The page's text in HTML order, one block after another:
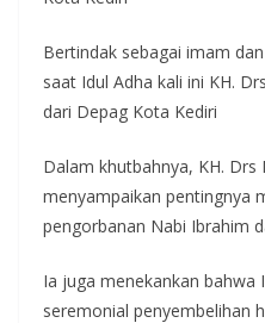
Bertindak sebagai imam
saat Idul Adha kali ini KH.
dari Depag Kota Kediri
Dalam khutbahnya, KH.
menyampaikan pentingnya
pengorbanan Nabi Ibrahim
Ia juga menekankan bahwa
seremonial penyembelihan